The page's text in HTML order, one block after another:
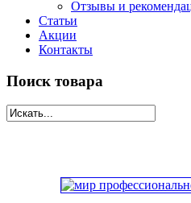
Отзывы и
Статьи
Акции
Контакты
Поиск товара